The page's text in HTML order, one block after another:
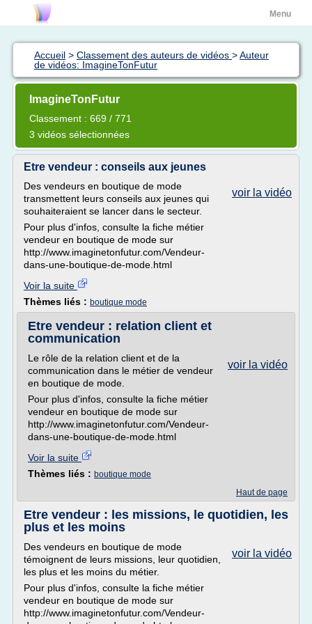
Menu
Accueil > Classement des auteurs de vidéos >Auteur
de vidéos: ImagineTonFutur
ImagineTonFutur
Classement : 669 / 771
3 vidéos sélectionnées
Etre vendeur : conseils aux jeunes
voir la vidéo
Des vendeurs en boutique de mode
transmettent leurs conseils aux jeunes qui
souhaiteraient se lancer dans le secteur.
Pour plus d'infos, consulte la fiche métier
vendeur en boutique de mode sur
http://www.imaginetonfutur.com/Vendeur-
dans-une-boutique-de-mode.html
Voir la suite
Thèmes liés : boutique mode
Etre vendeur : relation client et
communication
voir la vidéo
Le rôle de la relation client et de la
communication dans le métier de vendeur
en boutique de mode.
Pour plus d'infos, consulte la fiche métier
vendeur en boutique de mode sur
http://www.imaginetonfutur.com/Vendeur-
dans-une-boutique-de-mode.html
Voir la suite
Thèmes liés : boutique mode
Haut de page
Etre vendeur : les missions, le quotidien, les
plus et les moins
voir la vidéo
Des vendeurs en boutique de mode
témoignent de leurs missions, leur quotidien,
les plus et les moins du métier.
Pour plus d'infos, consulte la fiche métier
vendeur en boutique de mode sur
http://www.imaginetonfutur.com/Vendeur-